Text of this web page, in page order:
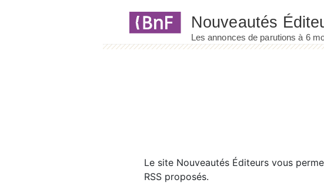
Le site Nouveautés Éditeurs vous
RSS proposés.